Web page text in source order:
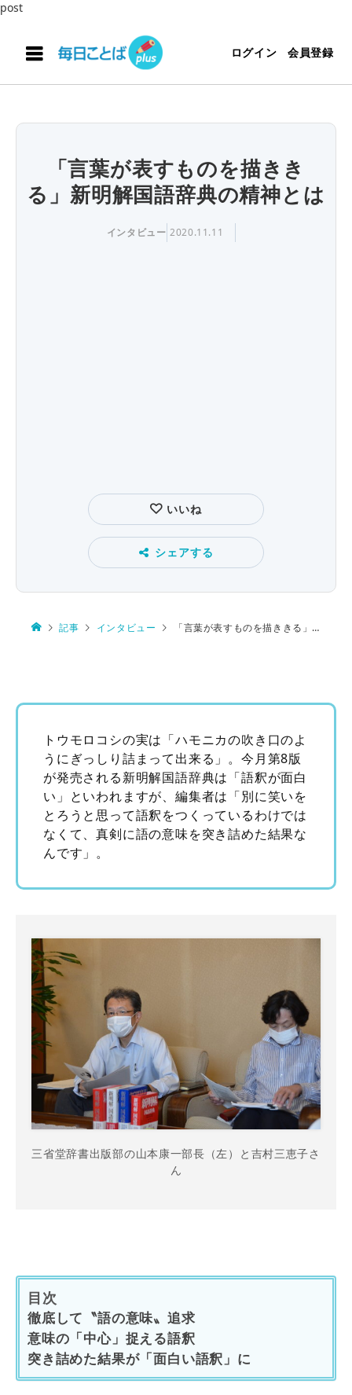
post
ログイン 会員登録
「言葉が表すものを描きき
る」新明解国語辞典の精神とは
インタビュー 2020.11.11
いいね
シェアする
記事 インタビュー 「言葉が表すものを描ききる」新明解国語辞典の精神とは
トウモロコシの実は「ハモニカの吹き口のよ
うにぎっしり詰まって出来る」。今月第8版
が発売される新明解国語辞典は「語釈が面白
い」といわれますが、編集者は「別に笑いを
とろうと思って語釈をつくっているわけでは
なくて、真剣に語の意味を突き詰めた結果な
んです」。
三省堂辞書出版部の山本康一部長（左）と吉村三恵子さ
ん
目次
徹底して〝語の意味〟追求
意味の「中心」捉える語釈
突き詰めた結果が「面白い語釈」に